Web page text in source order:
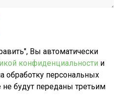
Вы автоматически
конфиденциальности и
обработку персональных
будут переданы третьим